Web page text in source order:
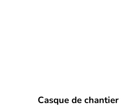
produitCasque de